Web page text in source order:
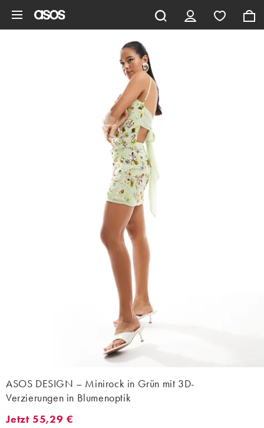
ASOS DESIGN – Minirock in Grün mit 3D-
Verzierungen in Blumenoptik
Jetzt 55,29 €. 30-Tage-Bestpreis 55,29 € (0%). Vorher 78,99 €.
Jetzt 55,29 €